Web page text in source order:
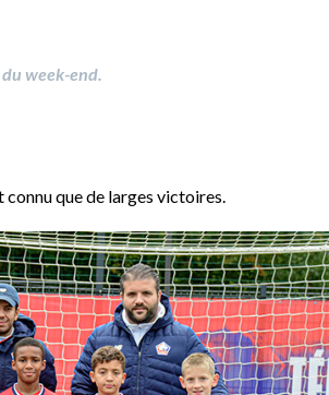
week-end.
connu que de larges victoires.